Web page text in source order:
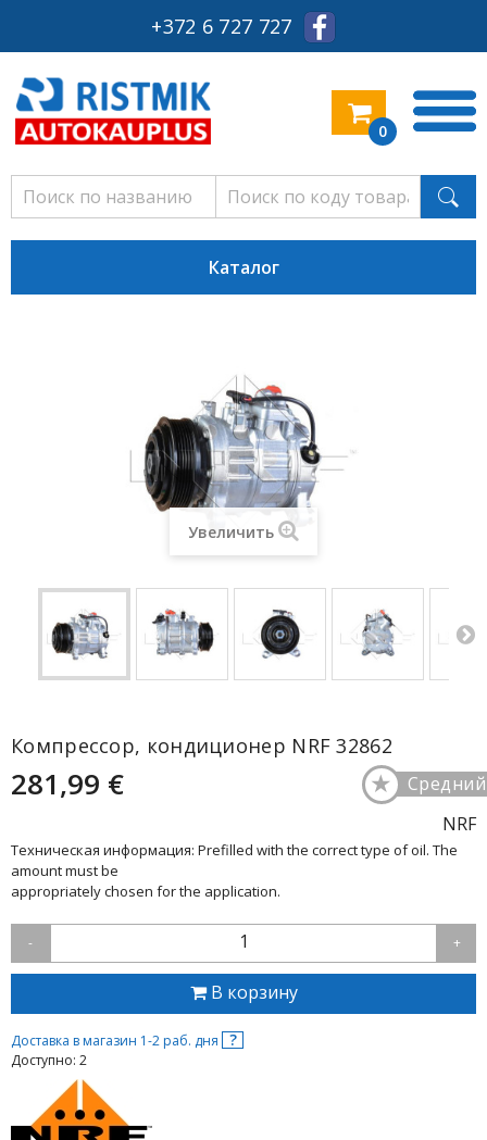
+372 6 727 727
0
Каталог
Увеличить
Компрессор, кондиционер NRF 32862
281,99 € Средний
★
NRF
Техническая информация: Prefilled with the correct type of oil. The
amount must be
appropriately chosen for the application.
- 1 +
В корзину
Доставка в магазин 1-2 раб. дня ?
Доступно: 2